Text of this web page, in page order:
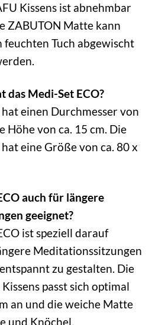
Kissens ist abnehmbar
ZABUTON Matte kann
Tuch abgewischt
das Medi-Set ECO?
einen Durchmesser von
Höhe von ca. 15 cm. Die
eine Größe von ca. 80 x
auch für längere
geeignet?
ist speziell darauf
Meditationssitzungen
zu gestalten. Die
passt sich optimal
an und die weiche Matte
und Knöchel.